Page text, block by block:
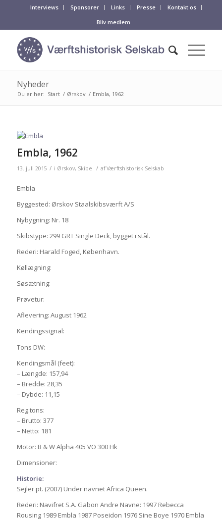
Interviews Sponsorer Links Presse
Kontakt os
Bliv medlem
Nyheder
Du er her: Start / Ørskov / Embla, 1962
Embla, 1962
13. juli 2015 / i Ørskov, Skibe / afVærftshistorisk Selskab
Embla
Byggested: Ørskov Staalskibsværft A/S
Nybygning: Nr. 18
Skibstype: 299 GRT Single Deck, bygget i stål.
Rederi: Harald Foged, København.
Køllægning:
Søsætning:
Prøvetur:
Aflevering: August 1962
Kendingssignal:
Tons DW:
Kendingsmål (feet):
– Længde: 157,94
– Bredde: 28,35
– Dybde: 11,15
Reg.tons:
– Brutto: 377
– Netto: 181
Motor: B & W Alpha 405 VO 300 Hk
Dimensioner:
Historie:
Sejler pt. (2007) Under navnet Africa Queen.
Rederi: Navifret S.A. Gabon Andre Navne: 1997 Rebecca
Rousing 1989 Embla 1987 Poseidon 1976 Sine Boye 1970 Embla